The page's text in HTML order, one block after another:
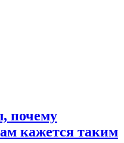
почему
кажется таким